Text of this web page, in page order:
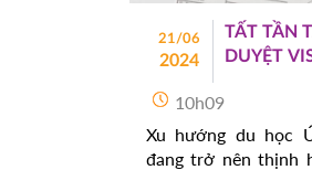
21/06
2024
TẤT TẦN
DUYỆT
10h09
Xu hướng du học
đang trở nên thịnh